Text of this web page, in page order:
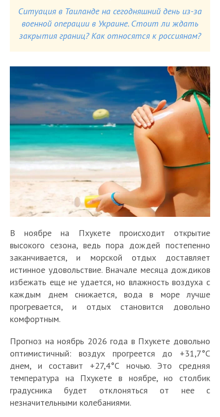
Ситуация в Таиланде на сегодняшний день из-за
военной операции в Украине. Стоит ли ждать
закрытия границ? Как относятся к россиянам?
В ноябре на Пхукете происходит открытие
высокого сезона, ведь пора дождей постепенно
заканчивается, и морской отдых доставляет
истинное удовольствие. Вначале месяца дождиков
избежать еще не удается, но влажность воздуха с
каждым днем снижается, вода в море лучше
прогревается, и отдых становится довольно
комфортным.
Прогноз на ноябрь 2026 года в Пхукете довольно
оптимистичный: воздух прогреется до +31,7°С
днем, и составит +27,4°С ночью. Это средняя
температура на Пхукете в ноябре, но столбик
градусника будет отклоняться от нее с
незначительными колебаниями.